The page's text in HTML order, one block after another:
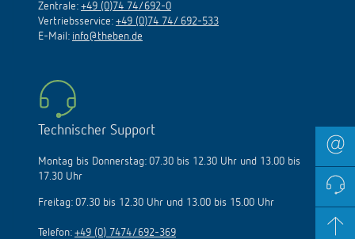
Zentrale: +49 (0)74 74/692-0
Vertriebsservice: +49 (0)74 74/ 692-533
E-Mail: info@theben.de
Technischer Support
Montag bis Donnerstag: 07.30 bis 12.30 Uhr und 13.00 bis
17.30 Uhr
Freitag: 07.30 bis 12.30 Uhr und 13.00 bis 15.00 Uhr
Telefon: +49 (0) 7474/692-369